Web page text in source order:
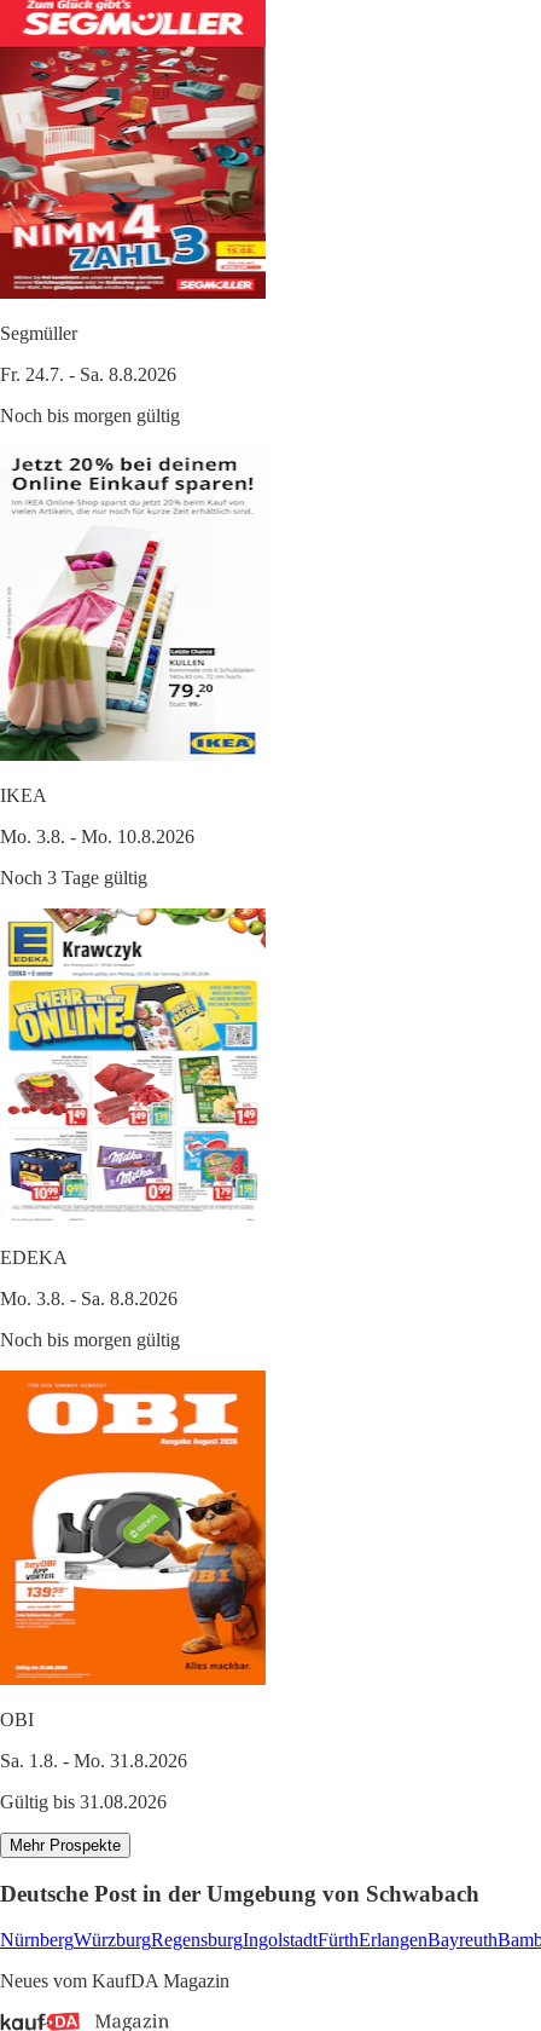
Segmüller
Fr. 24.7. - Sa. 8.8.2026
Noch bis morgen gültig
IKEA
Mo. 3.8. - Mo. 10.8.2026
Noch 3 Tage gültig
EDEKA
Mo. 3.8. - Sa. 8.8.2026
Noch bis morgen gültig
OBI
Sa. 1.8. - Mo. 31.8.2026
Gültig bis 31.08.2026
Mehr Prospekte
Deutsche Post in der Umgebung von Schwabach
NürnbergWürzburgRegensburgIngolstadtFürthErlangenBayreuth
Neues vom KaufDA Magazin